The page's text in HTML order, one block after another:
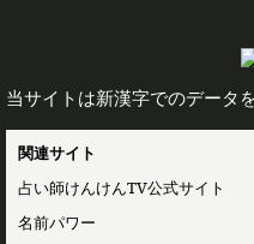
当サイトは新漢字でのデータ
関連サイト
占い師けんけんTV公式サイト
名前パワー